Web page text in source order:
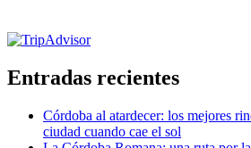
Entradas recientes
Córdoba al atardecer: los mejores
ciudad cuando cae el sol